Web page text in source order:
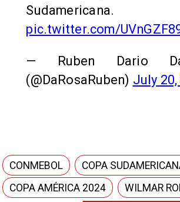
Sudamericana.
pic.twitter.com/
— Ruben Dario
(@DaRosaRuben) July
CONMEBOL
COPA
COPA AMÉRICA 2024
WILMAR